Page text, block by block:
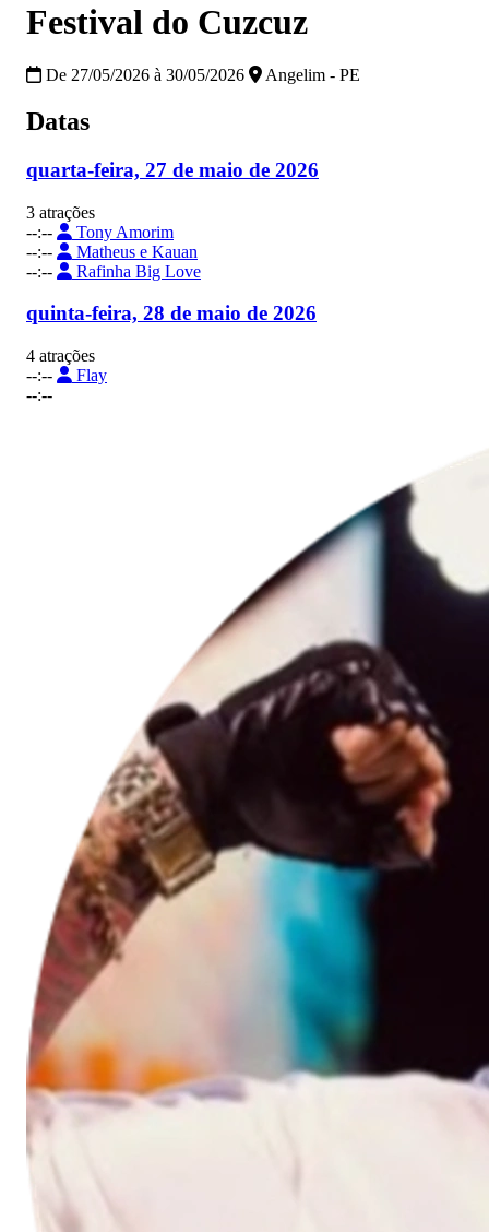
Festival do Cuzcuz
De 27/05/2026 à 30/05/2026 Angelim - PE
Datas
quarta-feira, 27 de maio de 2026
3 atrações
--:--
Tony Amorim
--:--
Matheus e Kauan
--:--
Rafinha Big Love
quinta-feira, 28 de maio de 2026
4 atrações
--:--
Flay
--:--